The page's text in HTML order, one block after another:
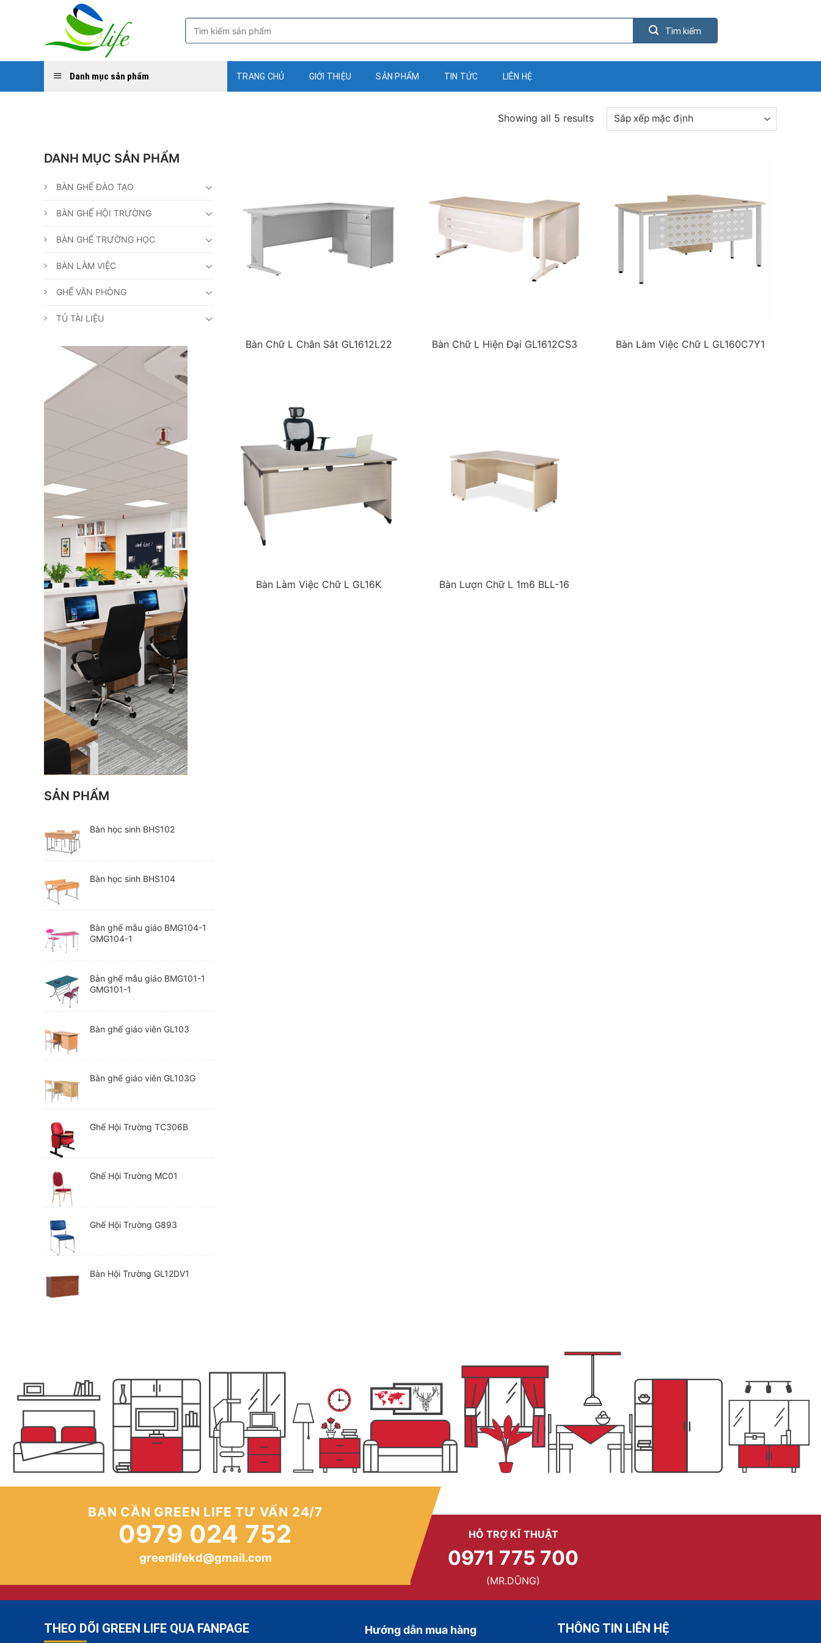
kiếm:
Danh mục sản phẩm TRANG CHỦ GIỚI THIỆU SẢN PHẨM TIN TỨC LIÊN HỆ
Showing all 5 results
DANH MỤC SẢN PHẨM
BÀN GHẾ ĐÀO TẠO
BÀN GHẾ HỘI TRƯỜNG
BÀN GHẾ TRƯỜNG HỌC
BÀN LÀM VIỆC
GHẾ VĂN PHÒNG
TỦ TÀI LIỆU
SẢN PHẨM
Bàn học sinh BHS102
Bàn học sinh BHS104
Bàn ghế mẫu giáo BMG104-1
GMG104-1
Bàn ghế mẫu giáo BMG101-1
GMG101-1
Bàn ghế giáo viên GL103
Bàn ghế giáo viên GL103G
Ghế Hội Trường TC306B
Ghế Hội Trường MC01
Ghế Hội Trường G893
Bàn Hội Trường GL12DV1
Bàn Chữ L Chân Sắt GL1612L22 Bàn Chữ L Hiện Đại GL1612CS3 Bàn Làm Việc Chữ L GL160C7Y1
Bàn Làm Việc Chữ L GL16K Bàn Lượn Chữ L 1m6 BLL-16
BẠN CẦN GREEN LIFE TƯ VẤN 24/7
0979 024 752
greenlifekd@gmail.com
HỖ TRỢ KĨ THUẬT
0971 775 700
(MR.DŨNG)
THEO DÕI GREEN LIFE QUA FANPAGE Hướng dẫn mua hàng THÔNG TIN LIÊN HỆ